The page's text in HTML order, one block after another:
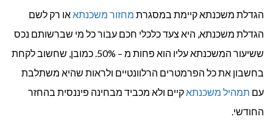
הגדלת משכנתא קיימת במסגרת מחזור משכנתאאו רק לשם
הגדלת משכנתא, היא צעד כלכלי חכם עבור כל מי שברשותם נכס
ששיעור המשכנתא עליו הוא פחות מ – 50%. כמובן, שחשוב לקחת
בחשבון את כל הפרמטרים הרלוונטיים ולראות שהיא משתלבת
עם תמהיל משכנתאקיים ולא מכביד מבחינה פיננסית בהחזר
החודשי.